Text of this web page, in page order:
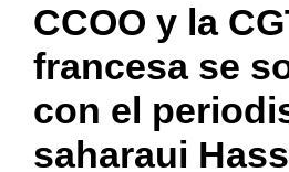
CCOO y la
francesa se
con el
saharaui